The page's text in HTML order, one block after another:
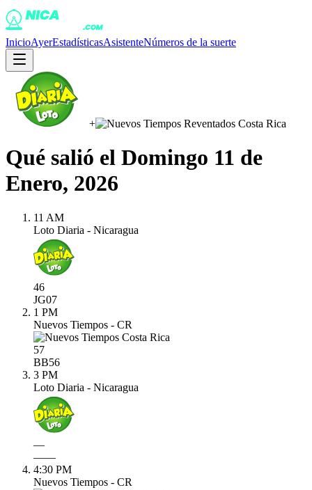
InicioAyerEstadísticasAsistenteNúmeros de la suerte
+
Qué salió el Domingo 11 de
Enero, 2026
11 AM
Loto Diaria - Nicaragua
46
JG07
1 PM
Nuevos Tiempos - CR
57
BB56
3 PM
Loto Diaria - Nicaragua
—
——
4:30 PM
Nuevos Tiempos - CR